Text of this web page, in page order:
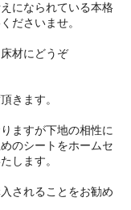
になられている本格
ださいませ。
材にどうぞ
きます。
ますが下地の相性に
のシートをホームセ
します。
されることをお勧め